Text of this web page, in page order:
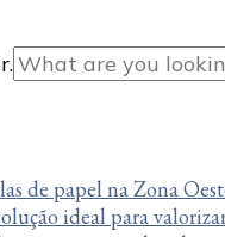
de papel na Zona
ideal para